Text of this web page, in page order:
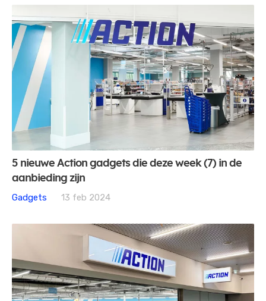
5 nieuwe Action gadgets die deze week (7) in de
aanbieding zijn
Gadgets
13 feb 2024